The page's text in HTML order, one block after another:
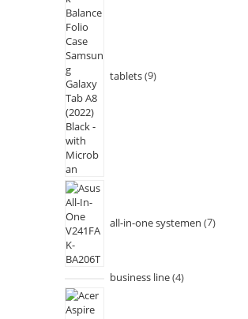
tablets 9
all-in-one systemen 7
business line 4